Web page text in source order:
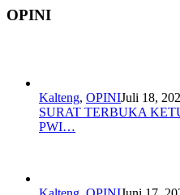
OPINI
Kalteng, OPINIJuli 18,
SURAT TERBUKA
PWI…